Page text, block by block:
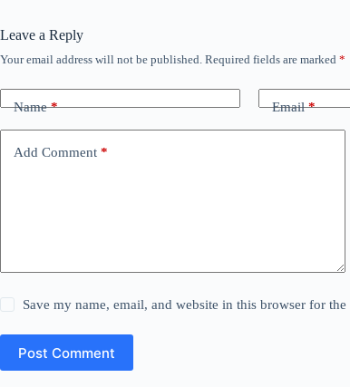
Leave a Reply
Your email address will not be published. Required fields are marked *
Name* Email*
Add Comment *
Save my name, email, and website in this browser for
Post Comment